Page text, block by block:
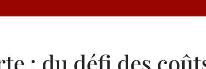
: du défi des